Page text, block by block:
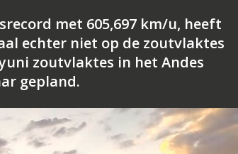
met 605,697 km/u, heeft
echter niet op de zoutvlaktes
zoutvlaktes in het Andes
gepland.